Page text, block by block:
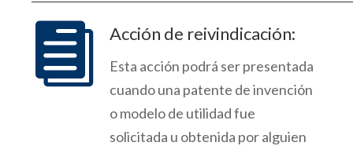
 Acción de reivindicación:
Esta acción podrá ser presentada
cuando una patente de invención
o modelo de utilidad fue
solicitada u obtenida poralguien